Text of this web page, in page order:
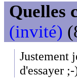
Quelles
(invité)
Justement
d'essayer ;-